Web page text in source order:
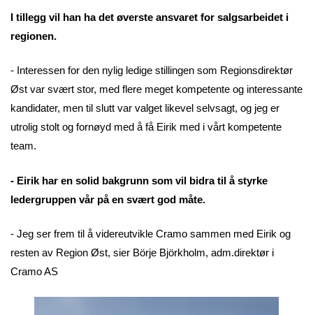
I tillegg vil han ha det øverste ansvaret for salgsarbeidet i
regionen.
- Interessen for den nylig ledige stillingen som Regionsdirektør
Øst var svært stor, med flere meget kompetente og interessante
kandidater, men til slutt var valget likevel selvsagt, og jeg er
utrolig stolt og fornøyd med å få Eirik med i vårt kompetente
team.
- Eirik har en solid bakgrunn som vil bidra til å styrke
ledergruppen vår på en svært god måte.
- Jeg ser frem til å videreutvikle Cramo sammen med Eirik og
resten av Region Øst, sier Börje Björkholm, adm.direktør i
Cramo AS